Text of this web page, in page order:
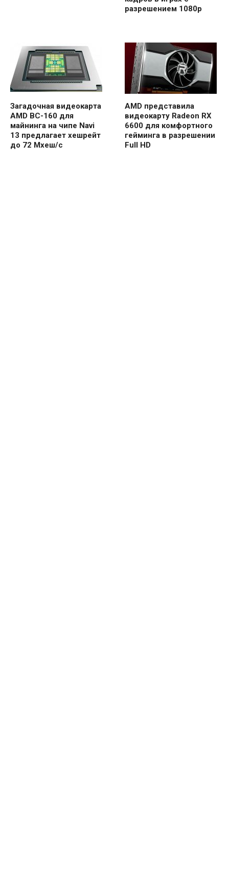
разрешением 1080p
Загадочная видеокарта
AMD BC-160 для
майнинга на чипе Navi
13 предлагает хешрейт
до 72 Мхеш/с
AMD представила
видеокарту Radeon RX
6600 для комфортного
гейминга в разрешении
Full HD